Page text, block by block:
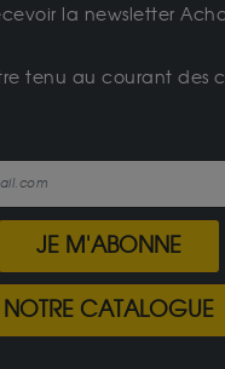
la newsletter
tenu au courant des
JE M'ABONNE
NOTRE CATALOGUE